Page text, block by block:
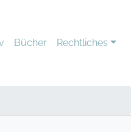
Bücher Rechtliches